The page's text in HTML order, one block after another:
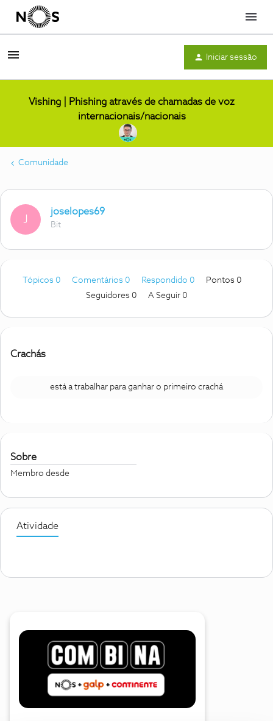
Menu
Iniciar sessão
Vishing | Phishing através de chamadas de voz
internacionais/nacionais
Comunidade
J
joselopes69
Bit
Tópicos 0 Comentários 0 Respondido 0
Pontos 0
Seguidores 0 A Seguir 0
Crachás
está a trabalhar para ganhar o primeiro crachá
Sobre
Membro desde
Atividade